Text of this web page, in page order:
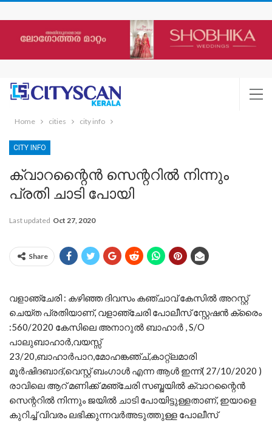
Home cities city info
CITY INFO
ക്വാറന്റൈൻ സെന്ററിൽ നിന്നും
പ്രതി ചാടി പോയി
Last updated Oct 27, 2020
Share
വളാഞ്ചേരി : കഴിഞ്ഞ ദിവസം കഞ്ചാവ് കേസിൽ അറസ്റ്റ്
ചെയ്ത പ്രതിയാണ്‌, വളാഞ്ചേരി പോലീസ് സ്റ്റേഷൻ ക്രൈം
:560/2020 കേസിലെ അനാറുൽ ബാഹാർ , S/O
പാലുബാഹാർ,വയസ്സ്
23/20,ബാഹാർപാറ,മോഹങ്കഞ്ച്,കാറ്റ്ലമാരി
മൂർഷിദബാദ്,വെസ്റ്റ് ബംഗാൾ എന്ന ആൾ ഇന്ന്( 27/10/2020 )
രാവിലെ ആറ് മണിക്ക് മഞ്ചേരി സബ്ജയിൽ ക്വാറന്റൈൻ
സെന്ററിൽ നിന്നും ജയിൽ ചാടി പോയിട്ടുള്ളതാണ്, ഇയാളെ
കുറിച്ച് വിവരം ലഭിക്കുന്നവർഅടുത്തുള്ള പോലീസ്